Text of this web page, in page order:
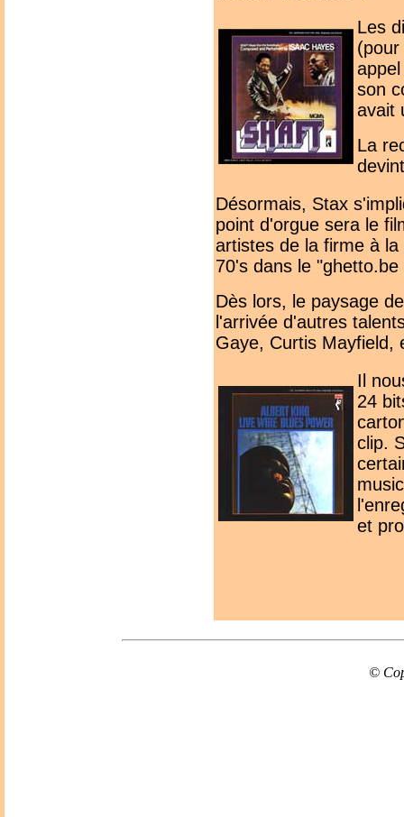
Les
son
avait
La
Désormais, Stax
point d'orgue sera le
artistes de la firme à
70's dans le
Dès lors, le paysage
l'arrivée d'autres
Gaye, Curtis
Il
24
clip.
et
©